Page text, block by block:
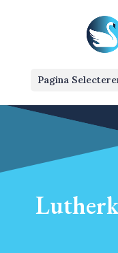
Pagina